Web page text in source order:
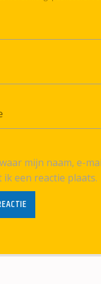
mijn naam, e-
ik een reactie plaats.